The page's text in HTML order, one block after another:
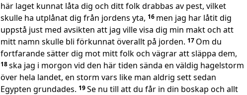
här laget kunnat låta dig och ditt folk drabbas av pest, vilket
skulle ha utplånat dig från jordens yta, 16 men jag har låtit dig
uppstå just med avsikten att jag ville visa dig min makt och att
mitt namn skulle bli förkunnat överallt på jorden. 17 Om du
fortfarande sätter dig mot mitt folk och vägrar att släppa dem,
18ska jag i morgon vid den här tiden sända en väldig hagelstorm
över hela landet, en storm vars like man aldrig sett sedan
Egypten grundades. 19Se nu till att du får in din boskap och allt